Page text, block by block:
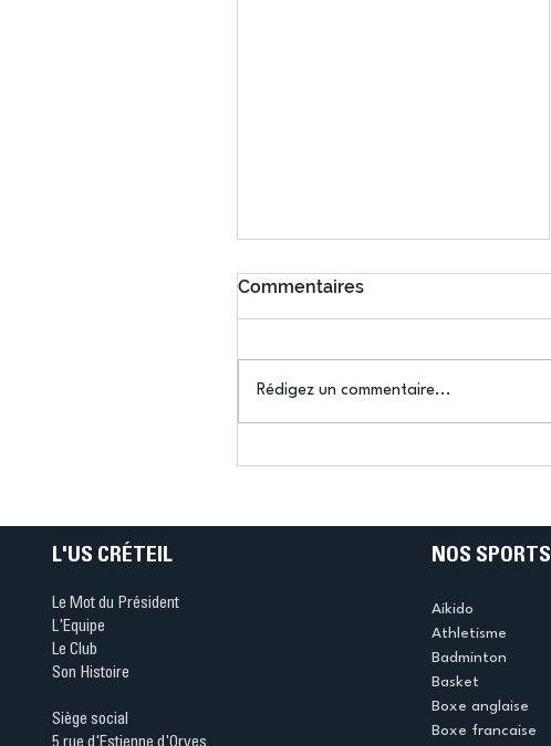
Commentaires
Rédigez un commentaire...
L'US CRÉTEIL
Le Mot du Président
L'Equipe
Le Club
Son Histoire
Siège social
NOS SPORTS
Aikido
Athletisme
Badminton
Basket
Boxe anglaise
Boxe francaise